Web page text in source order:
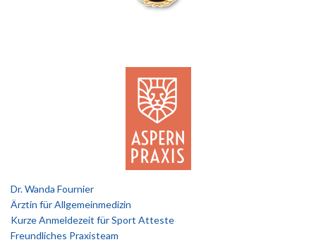
Dr. Wanda Fournier
Ärztin für Allgemeinmedizin
Kurze Anmeldezeit für Sport Atteste
Freundliches Praxisteam